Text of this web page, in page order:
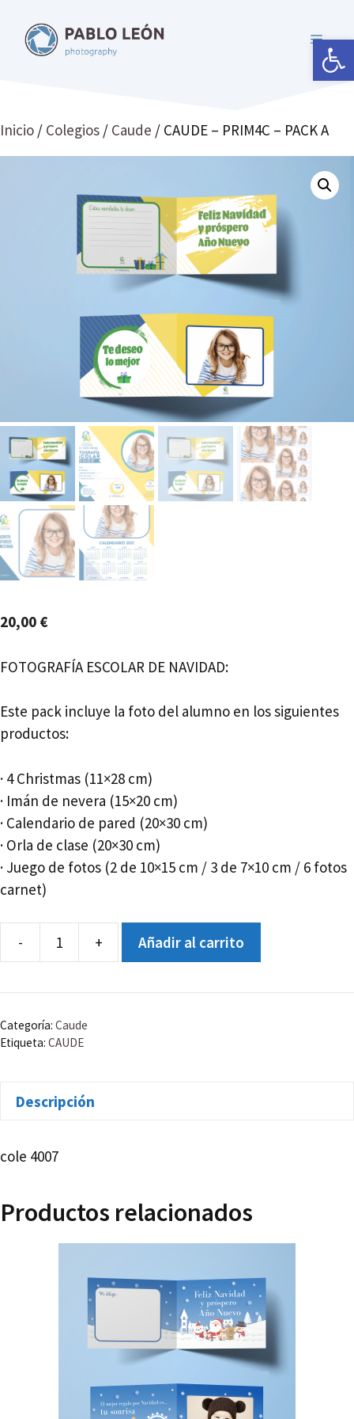
Abrir
contenido
MENÚ
Inicio / Colegios / Caude / CAUDE – PRIM4C – PACK A
20,00 €
FOTOGRAFÍA ESCOLAR DE NAVIDAD:
Este pack incluye la foto del alumno en los siguientes
productos:
· 4 Christmas (11×28 cm)
· Imán de nevera (15×20 cm)
· Calendario de pared (20×30 cm)
· Orla de clase (20×30 cm)
· Juego de fotos (2 de 10×15 cm / 3 de 7×10 cm / 6 fotos
carnet)
-
CAUDE
PRIM4C
+ Añadir al carrito
Categoría: Caude
Etiqueta: CAUDE
Descripción
cole 4007
Productos relacionados